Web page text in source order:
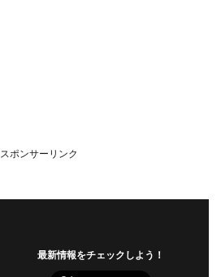
スポンサーリンク
最新情報をチェックしよう！